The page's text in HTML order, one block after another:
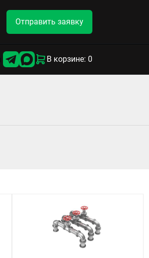
Отправить заявку
В корзине: 0